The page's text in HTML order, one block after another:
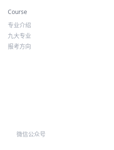
Course
专业介绍
九大专业
报考方向
微信公众号